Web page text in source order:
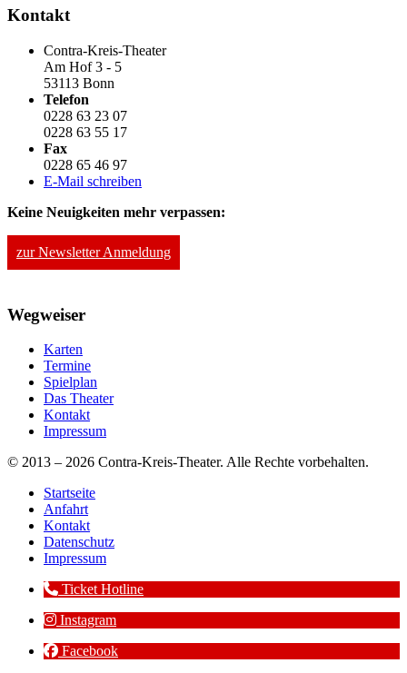
Kontakt
Contra-Kreis-Theater
Am Hof 3 - 5
53113 Bonn
Telefon
0228 63 23 07
0228 63 55 17
Fax
0228 65 46 97
E-Mail schreiben
Keine Neuigkeiten mehr verpassen:
zur Newsletter Anmeldung
Wegweiser
Karten
Termine
Spielplan
Das Theater
Kontakt
Impressum
© 2013 – 2026 Contra-Kreis-Theater. Alle Rechte vorbehalten.
Startseite
Anfahrt
Kontakt
Datenschutz
Impressum
Ticket Hotline
Instagram
Facebook